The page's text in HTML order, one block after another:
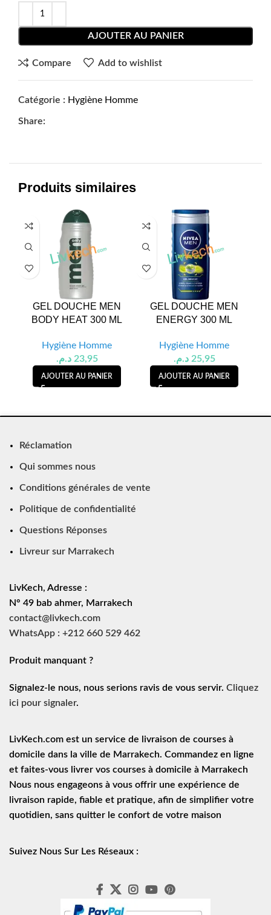
AJOUTER AU PANIER
Compare Add to wishlist
Catégorie : Hygiène Homme
Share:
Produits similaires
GEL DOUCHE MEN
BODY HEAT 300 ML
Hygiène Homme
23,95 د.م.
AJOUTER AU PANIER
GEL DOUCHE MEN
ENERGY 300 ML
Hygiène Homme
25,95 د.م.
AJOUTER AU PANIER
Réclamation
Qui sommes nous
Conditions générales de vente
Politique de confidentialité
Questions Réponses
Livreur sur Marrakech
LivKech, Adresse :
N° 49 bab ahmer, Marrakech
contact@livkech.com
WhatsApp : +212 660 529 462
Produit manquant ?
Signalez-le nous, nous serions ravis de vous servir. Cliquez
ici pour signaler.
LivKech.com est un service de
livraison de courses à
domicile dans la ville de Marrakech. Commandez en ligne
et faites-vous livrer vos courses à domicile à Marrakech
Nous nous engageons à vous offrir une expérience de
livraison rapide, fiable et pratique, afin de simplifier votre
quotidien, sans quitter le confort de votre maison
Suivez Nous Sur Les Réseaux :